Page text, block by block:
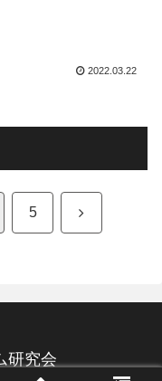
2022.03.22
5 次
研究会